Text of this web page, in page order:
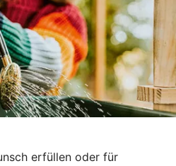
erfüllen oder für